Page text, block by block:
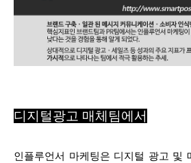
디지털광고 매체팀에서
인플루언서 마케팅은 디지털 광고 및